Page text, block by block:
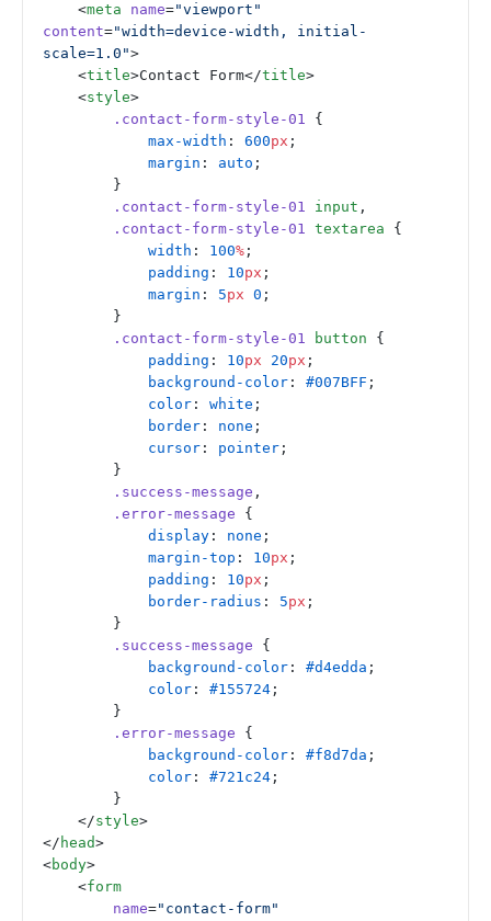
    <
meta name="viewport"
content="width=device-width, initial-
scale=1.0">
    <
title>Contact Form</title>
    <
style>
        .contact-form-style-01
{
            max-width
: 600px ;
            margin
: auto ;
        }
        .contact-form-style-01
input ,
        .contact-form-style-01
textarea {
            width
: 100% ;
            padding
: 10px ;
            margin
: 5px 0 ;
        }
        .contact-form-style-01
button {
            padding
: 10px 20px ;
            background-color
: #007BFF ;
            color
: white ;
            border
: none ;
            cursor
: pointer ;
        }
        .success-message
,
        .error-message
{
            display
: none ;
            margin-top
: 10px ;
            padding
: 10px ;
            border-radius
: 5px ;
        }
        .success-message
{
            background-color
: #d4edda ;
            color
: #155724 ;
        }
        .error-message
{
            background-color
: #f8d7da ;
            color
: #721c24 ;
        }
    </
style>
</ head>
<body>
    <
form
        name
="contact-form"